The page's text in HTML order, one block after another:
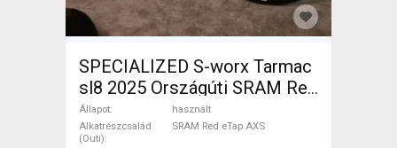
SPECIALIZED S-worx Tarmac
sl8 2025 Országúti SRAM Red
eTap AXS tárcsafék használt
ELADÓ
Állapot
használt
Alkatrészcsalád
(Outi)
SRAM Red eTap AXS